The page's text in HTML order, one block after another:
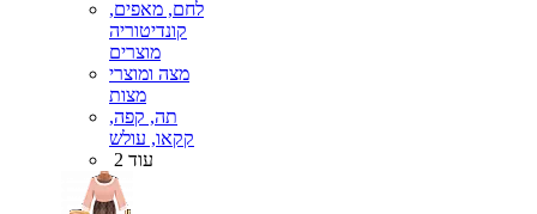
לחם, מאפים,
קונדיטוריה
מוצרים
מצה ומוצרי
מצות
תה, קפה,
קקאו, עולש
עוד 2